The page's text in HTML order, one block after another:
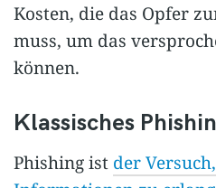
Kosten, die das Opfer
muss, um das
können.
Klassisches
Phishing ist der